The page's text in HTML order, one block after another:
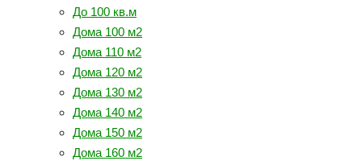
До 100 кв.м
Дома 100 м2
Дома 110 м2
Дома 120 м2
Дома 130 м2
Дома 140 м2
Дома 150 м2
Дома 160 м2